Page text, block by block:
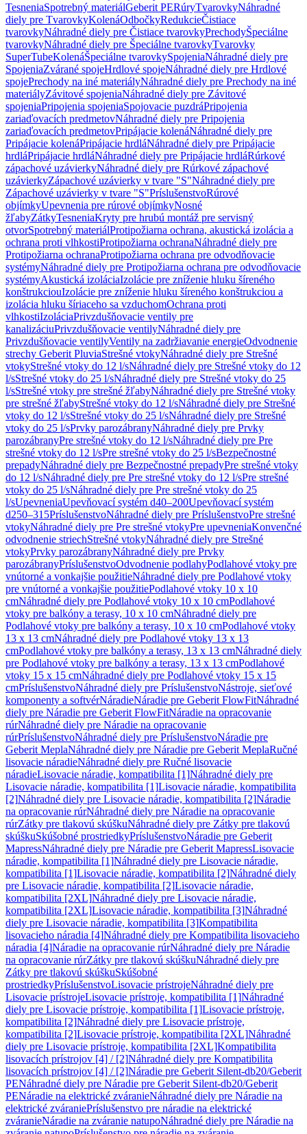
TesneniaSpotrebný materiálGeberit PERúryTvarovkyNáhradné
diely pre TvarovkyKolenáOdbočkyRedukcieČistiace
tvarovkyNáhradné diely pre Čistiace tvarovkyPrechodyŠpeciálne
tvarovkyNáhradné diely pre Špeciálne tvarovkyTvarovky
SuperTubeKolenáŠpeciálne tvarovkySpojeniaNáhradné diely pre
SpojeniaZvárané spojeHrdlové spojeNáhradné diely pre Hrdlové
spojePrechody na iné materiályNáhradné diely pre Prechody na iné
materiályZávitové spojeniaNáhradné diely pre Závitové
spojeniaPripojenia spojeniaSpojovacie puzdráPripojenia
zariaďovacích predmetovNáhradné diely pre Pripojenia
zariaďovacích predmetovPripájacie kolenáNáhradné diely pre
Pripájacie kolenáPripájacie hrdláNáhradné diely pre Pripájacie
hrdláPripájacie hrdláNáhradné diely pre Pripájacie hrdláRúrkové
zápachové uzávierkyNáhradné diely pre Rúrkové zápachové
uzávierkyZápachové uzávierky v tvare "S"Náhradné diely pre
Zápachové uzávierky v tvare "S"PríslušenstvoRúrové
objímkyUpevnenia pre rúrové objímkyNosné
žľabyZátkyTesneniaKryty pre hrubú montáž pre servisný
otvorSpotrebný materiálProtipožiarna ochrana, akustická izolácia a
ochrana proti vlhkostiProtipožiarna ochranaNáhradné diely pre
Protipožiarna ochranaProtipožiarna ochrana pre odvodňovacie
systémyNáhradné diely pre Protipožiarna ochrana pre odvodňovacie
systémyAkustická izoláciaIzolácie pre zníženie hluku šíreného
konštrukciouIzolácie pre zníženie hluku šíreného konštrukciou a
izolácia hluku šíriaceho sa vzduchomOchrana proti
vlhkostiIzoláciaPrivzdušňovacie ventily pre
kanalizáciuPrivzdušňovacie ventilyNáhradné diely pre
Privzdušňovacie ventilyVentily na zadržiavanie energieOdvodnenie
strechy Geberit PluviaStrešné vtokyNáhradné diely pre Strešné
vtokyStrešné vtoky do 12 l/sNáhradné diely pre Strešné vtoky do 12
l/sStrešné vtoky do 25 l/sNáhradné diely pre Strešné vtoky do 25
l/sStrešné vtoky pre strešné žľabyNáhradné diely pre Strešné vtoky
pre strešné žľabyStrešné vtoky do 12 l/sNáhradné diely pre Strešné
vtoky do 12 l/sStrešné vtoky do 25 l/sNáhradné diely pre Strešné
vtoky do 25 l/sPrvky parozábranyNáhradné diely pre Prvky
parozábranyPre strešné vtoky do 12 l/sNáhradné diely pre Pre
strešné vtoky do 12 l/sPre strešné vtoky do 25 l/sBezpečnostné
prepadyNáhradné diely pre Bezpečnostné prepadyPre strešné vtoky
do 12 l/sNáhradné diely pre Pre strešné vtoky do 12 l/sPre strešné
vtoky do 25 l/sNáhradné diely pre Pre strešné vtoky do 25
l/sUpevneniaUpevňovací systém d40–200Upevňovací systém
d250–315PríslušenstvoNáhradné diely pre PríslušenstvoPre strešné
vtokyNáhradné diely pre Pre strešné vtokyPre upevneniaKonvenčné
odvodnenie striechStrešné vtokyNáhradné diely pre Strešné
vtokyPrvky parozábranyNáhradné diely pre Prvky
parozábranyPríslušenstvoOdvodnenie podlahyPodlahové vtoky pre
vnútorné a vonkajšie použitieNáhradné diely pre Podlahové vtoky
pre vnútorné a vonkajšie použitiePodlahové vtoky 10 x 10
cmNáhradné diely pre Podlahové vtoky 10 x 10 cmPodlahové
vtoky pre balkóny a terasy, 10 x 10 cmNáhradné diely pre
Podlahové vtoky pre balkóny a terasy, 10 x 10 cmPodlahové vtoky
13 x 13 cmNáhradné diely pre Podlahové vtoky 13 x 13
cmPodlahové vtoky pre balkóny a terasy, 13 x 13 cmNáhradné diely
pre Podlahové vtoky pre balkóny a terasy, 13 x 13 cmPodlahové
vtoky 15 x 15 cmNáhradné diely pre Podlahové vtoky 15 x 15
cmPríslušenstvoNáhradné diely pre PríslušenstvoNástroje, sieťové
komponenty a softvérNáradieNáradie pre Geberit FlowFitNáhradné
diely pre Náradie pre Geberit FlowFitNáradie na opracovanie
rúrNáhradné diely pre Náradie na opracovanie
rúrPríslušenstvoNáhradné diely pre PríslušenstvoNáradie pre
Geberit MeplaNáhradné diely pre Náradie pre Geberit MeplaRučné
lisovacie náradieNáhradné diely pre Ručné lisovacie
náradieLisovacie náradie, kompatibilita [1]Náhradné diely pre
Lisovacie náradie, kompatibilita [1]Lisovacie náradie, kompatibilita
[2]Náhradné diely pre Lisovacie náradie, kompatibilita [2]Náradie
na opracovanie rúrNáhradné diely pre Náradie na opracovanie
rúrZátky pre tlakovú skúškuNáhradné diely pre Zátky pre tlakovú
skúškuSkúšobné prostriedkyPríslušenstvoNáradie pre Geberit
MapressNáhradné diely pre Náradie pre Geberit MapressLisovacie
náradie, kompatibilita [1]Náhradné diely pre Lisovacie náradie,
kompatibilita [1]Lisovacie náradie, kompatibilita [2]Náhradné diely
pre Lisovacie náradie, kompatibilita [2]Lisovacie náradie,
kompatibilita [2XL]Náhradné diely pre Lisovacie náradie,
kompatibilita [2XL]Lisovacie náradie, kompatibilita [3]Náhradné
diely pre Lisovacie náradie, kompatibilita [3]Kompatibilita
lisovacieho náradia [4]Náhradné diely pre Kompatibilita lisovacieho
náradia [4]Náradie na opracovanie rúrNáhradné diely pre Náradie
na opracovanie rúrZátky pre tlakovú skúškuNáhradné diely pre
Zátky pre tlakovú skúškuSkúšobné
prostriedkyPríslušenstvoLisovacie prístrojeNáhradné diely pre
Lisovacie prístrojeLisovacie prístroje, kompatibilita [1]Náhradné
diely pre Lisovacie prístroje, kompatibilita [1]Lisovacie prístroje,
kompatibilita [2]Náhradné diely pre Lisovacie prístroje,
kompatibilita [2]Lisovacie prístroje, kompatibilita [2XL]Náhradné
diely pre Lisovacie prístroje, kompatibilita [2XL]Kompatibilita
lisovacích prístrojov [4] / [2]Náhradné diely pre Kompatibilita
lisovacích prístrojov [4] / [2]Náradie pre Geberit Silent-db20/Geberit
PENáhradné diely pre Náradie pre Geberit Silent-db20/Geberit
PENáradie na elektrické zváranieNáhradné diely pre Náradie na
elektrické zváraniePríslušenstvo pre náradie na elektrické
zváranieNáradie na zváranie natupoNáhradné diely pre Náradie na